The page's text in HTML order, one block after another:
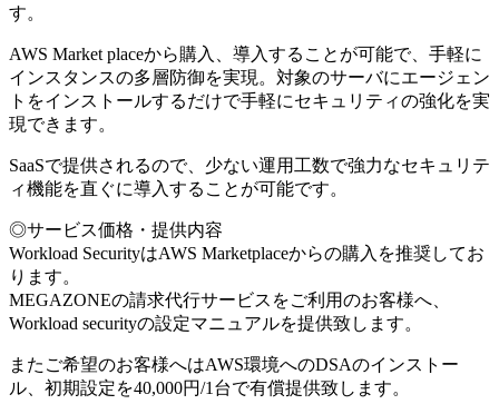
す。
AWS Market placeから購入、導入することが可能で、手軽に
インスタンスの多層防御を実現。対象のサーバにエージェン
トをインストールするだけで手軽にセキュリティの強化を実
現できます。
SaaSで提供されるので、少ない運用工数で強力なセキュリテ
ィ機能を直ぐに導入することが可能です。
◎サービス価格・提供内容
Workload SecurityはAWS Marketplaceからの購入を推奨してお
ります。
MEGAZONEの請求代行サービスをご利用のお客様へ、
Workload securityの設定マニュアルを提供致します。
またご希望のお客様へはAWS環境へのDSAのインストー
ル、初期設定を40,000円/1台で有償提供致します。